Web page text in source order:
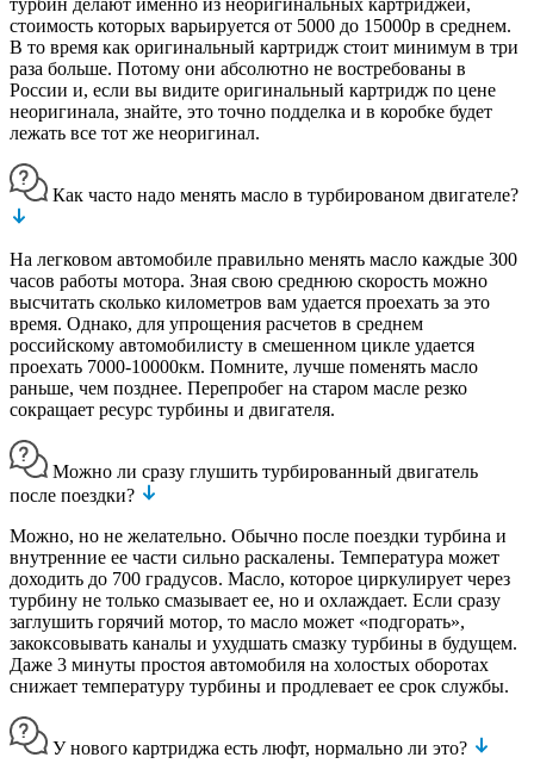
турбин делают именно из неоригинальных картриджей,
стоимость которых варьируется от 5000 до 15000р в среднем.
В то время как оригинальный картридж стоит минимум в три
раза больше. Потому они абсолютно не востребованы в
России и, если вы видите оригинальный картридж по цене
неоригинала, знайте, это точно подделка и в коробке будет
лежать все тот же неоригинал.
Как часто надо менять масло в турбированом двигателе?
На легковом автомобиле правильно менять масло каждые 300
часов работы мотора. Зная свою среднюю скорость можно
высчитать сколько километров вам удается проехать за это
время. Однако, для упрощения расчетов в среднем
российскому автомобилисту в смешенном цикле удается
проехать 7000-10000км. Помните, лучше поменять масло
раньше, чем позднее. Перепробег на старом масле резко
сокращает ресурс турбины и двигателя.
Можно ли сразу глушить турбированный двигатель
после поездки?
Можно, но не желательно. Обычно после поездки турбина и
внутренние ее части сильно раскалены. Температура может
доходить до 700 градусов. Масло, которое циркулирует через
турбину не только смазывает ее, но и охлаждает. Если сразу
заглушить горячий мотор, то масло может «подгорать»,
закоксовывать каналы и ухудшать смазку турбины в будущем.
Даже 3 минуты простоя автомобиля на холостых оборотах
снижает температуру турбины и продлевает ее срок службы.
У нового картриджа есть люфт, нормально ли это?